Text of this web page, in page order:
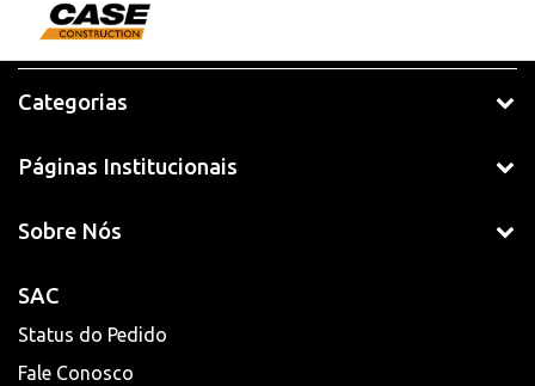
Categorias
Páginas Institucionais
Sobre Nós
SAC
Status do Pedido
Fale Conosco